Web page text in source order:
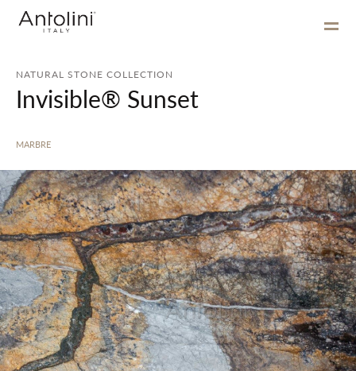
NATURAL STONE COLLECTION
Invisible® Sunset
MARBRE